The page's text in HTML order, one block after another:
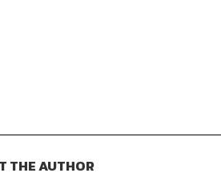
THE AUTHOR